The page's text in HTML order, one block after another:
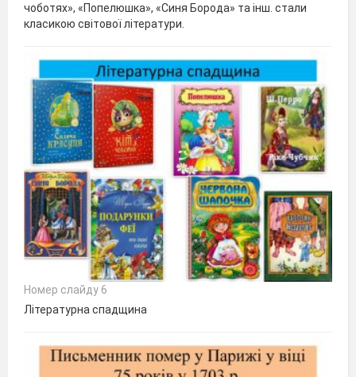
чоботях», «Попелюшка», «Синя Борода» та інш. стали
класикою світової літератури.
Номер слайду 6
Літературна спадщина